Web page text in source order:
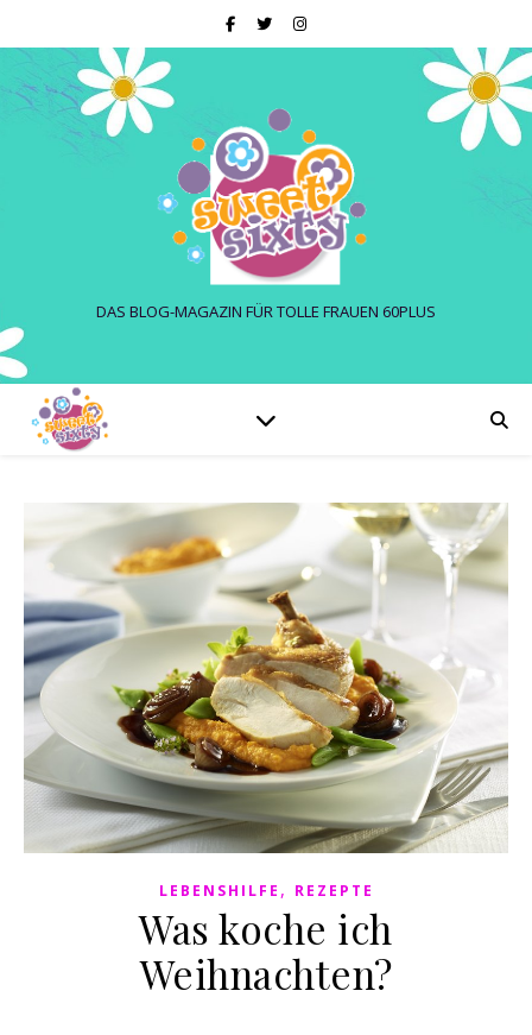
DAS BLOG-MAGAZIN FÜR TOLLE FRAUEN 60PLUS
LEBENSHILFE , REZEPTE
Was koche ich
Weihnachten?